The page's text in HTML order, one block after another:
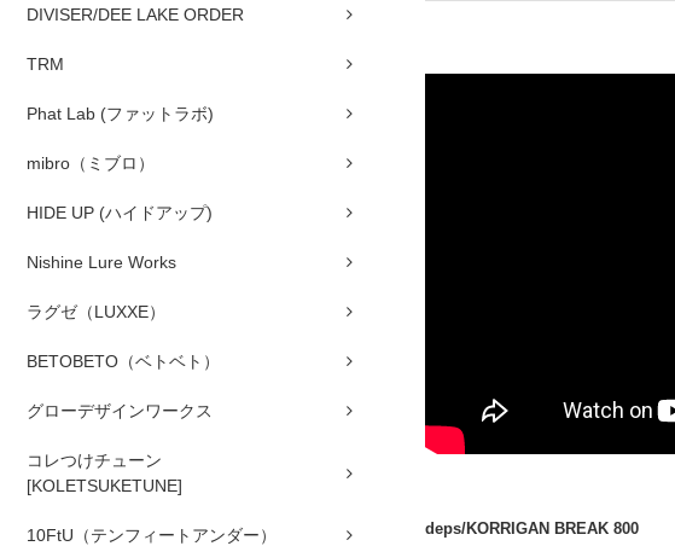
DIVISER/DEE LAKE ORDER
TRM
Phat Lab (ファットラボ)
mibro（ミブロ）
HIDE UP (ハイドアップ)
Nishine Lure Works
ラグゼ（LUXXE）
BETOBETO（ベトベト）
グローデザインワークス
コレつけチューン
[KOLETSUKETUNE]
10FtU（テンフィートアンダー）
deps/KORRIGAN BREAK 800